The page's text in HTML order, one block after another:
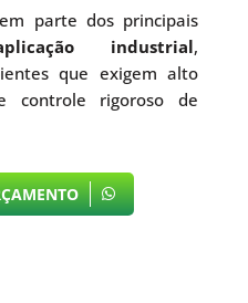
parte dos principais
industrial,
que exigem alto
controle rigoroso de